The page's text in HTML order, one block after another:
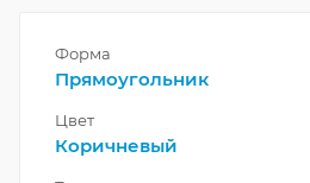
Форма
Прямоугольник
Цвет
Коричневый